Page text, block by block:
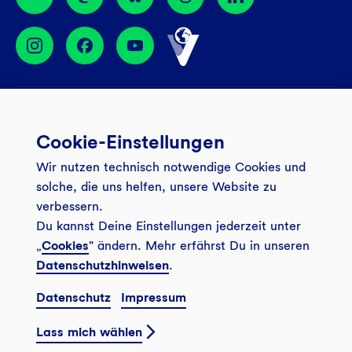
Banking App
Service
Onlinebanking Login
Sicheres Banking
FAQ
Kontakt
Newsletter
Unsere Angebote
Girokonto
Mitgliederkonto
Tagesgeldkonto
Finanzieren
Investieren
Wo wirkt die GLS?
Weitersagen
Veranstaltungen
Filiale finden
Presse
Kundenmagazin Bankspiegel
Sozial-ökologisch seit 1974
© 2026 GLS Gemeinschaftsbank eG
Cookie-Einstellungen
Wir nutzen technisch notwendige Cookies und
solche, die uns helfen, unsere Website zu
verbessern.
Du kannst Deine Einstellungen jederzeit unter
„Cookies" ändern. Mehr erfährst Du in unseren
Datenschutzhinweisen.
Datenschutz Impressum
Lass mich wählen